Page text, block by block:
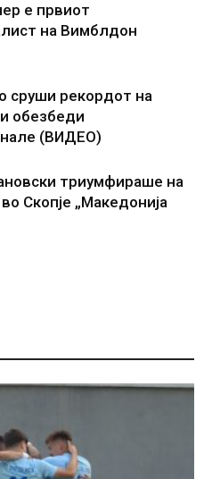
е првиот
на Вимблдон
сруши рекордот на
обезбеди
(ВИДЕО)
триумфираше на
Скопје „Македонија